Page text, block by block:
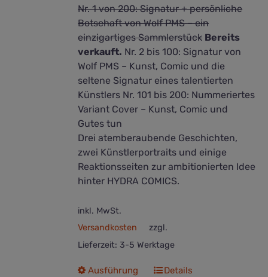
Nr. 1 von 200: Signatur + persönliche
Botschaft von Wolf PMS – ein
einzigartiges Sammlerstück Bereits
verkauft. Nr. 2 bis 100: Signatur von
Wolf PMS – Kunst, Comic und die
seltene Signatur eines talentierten
Künstlers Nr. 101 bis 200: Nummeriertes
Variant Cover – Kunst, Comic und
Gutes tun
Drei atemberaubende Geschichten,
zwei Künstlerportraits und einige
Reaktionsseiten zur ambitionierten Idee
hinter HYDRA COMICS.
inkl. MwSt.
zzgl.
Versandkosten
Lieferzeit: 3-5 Werktage
Ausführung
Dieses
Details